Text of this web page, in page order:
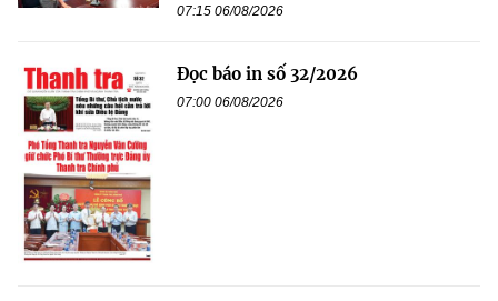
07:15 06/08/2026
Đọc báo in số 32/2026
07:00 06/08/2026